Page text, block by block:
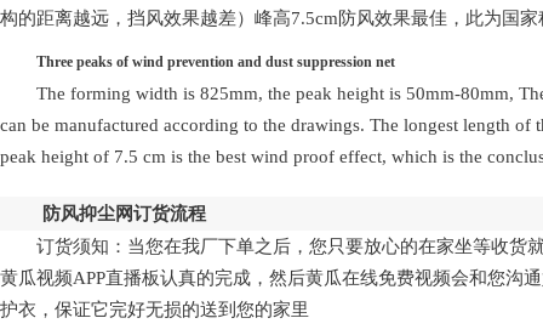
构的距离越远，挡风效果越差）峰高7.5cm防风效果最佳，此
Three peaks of wind prevention and dust suppression net
The forming width is 825mm, the peak height is 50mm-80mm,
can be manufactured according to the drawings. The longest length
peak height of 7.5 cm is the best wind proof effect, which is the
防风抑尘网订货流程
订货须知：当您在我厂下单之后，您只要放心的在家坐等收
黄瓜视频APP直播板认真的完成，然后黄瓜在线免费视频会和您沟通好
护衣，保证它完好无损的送到您的家里